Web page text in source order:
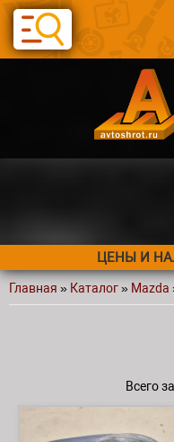
Перейти к основному
Авто
ЦЕНЫ И
Вы здесь
Главная » Каталог» Mazda
Всего